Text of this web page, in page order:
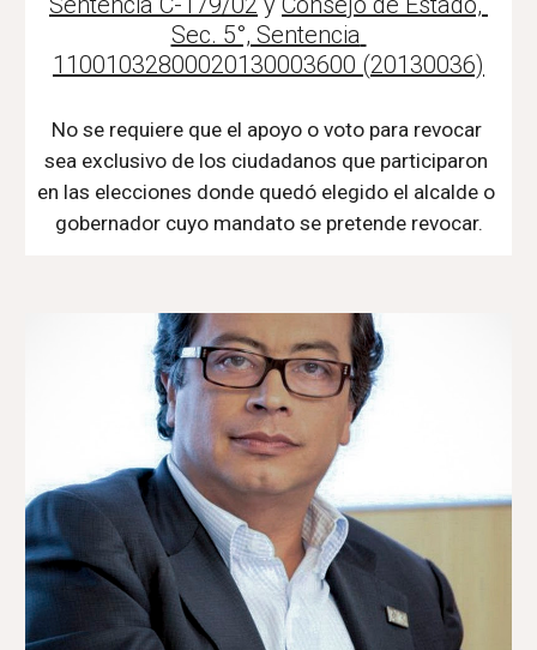
Sec. 5°, Sentencia
11001032800020130003600 (20130036)
No se requiere que el apoyo o voto para revocar
sea exclusivo de los ciudadanos que participaron
en las elecciones donde quedó elegido el alcalde o
gobernador cuyo mandato se pretende revocar.